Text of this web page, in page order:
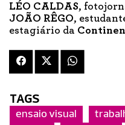
LÉO CALDAS,
JOÃO RÊGO,
estagiário da
TAGS
ensaio visual